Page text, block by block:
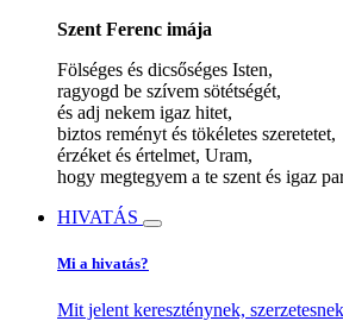
Szent Ferenc imája
Fölséges és dicsőséges Isten,
ragyogd be szívem sötétségét,
és adj nekem igaz hitet,
biztos reményt és tökéletes szeretetet,
érzéket és értelmet, Uram,
hogy megtegyem a te szent és igaz
HIVATÁS
Mi a hivatás?
Mit jelent kereszténynek,